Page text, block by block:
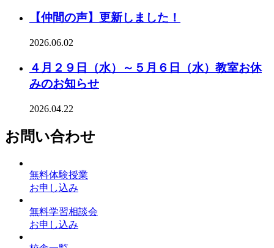
【仲間の声】更新しました！
2026.06.02
４月２９日（水）～５月６日（水）教室お休
みのお知らせ
2026.04.22
お問い合わせ
無料体験授業
お申し込み
無料学習相談会
お申し込み